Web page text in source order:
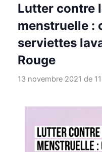
Lutter contre
menstruelle :
serviettes
Rouge
13 novembre 2021 de